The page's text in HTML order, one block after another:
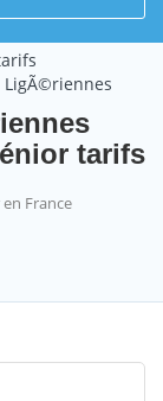
tarifs
France